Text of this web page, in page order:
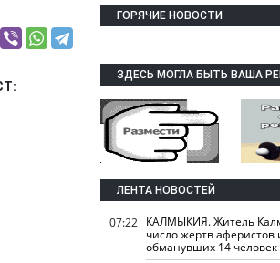
ГОРЯЧИЕ НОВОСТИ
ЗДЕСЬ МОГЛА БЫТЬ ВАША
ЛЕНТА НОВОСТЕЙ
07:22 КАЛМЫКИЯ. Житель
число жертв аферистов
обманувших 14 человек